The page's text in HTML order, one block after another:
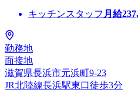
キッチンスタッフ 月給
勤務地
面接地
滋賀県長浜市元浜町9-23
JR北陸線長浜駅東口徒歩3分